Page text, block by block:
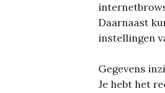
Daarnaast
instellingen
Gegevens
Je hebt het